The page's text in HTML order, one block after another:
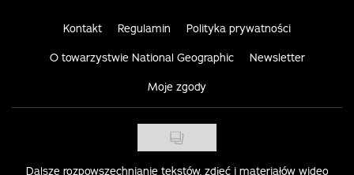
Kontakt Regulamin Polityka prywatności
O towarzystwie National Geographic Newsletter
Moje zgody
Dalsze rozpowszechnianie tekstów, zdjęć i materiałów wideo